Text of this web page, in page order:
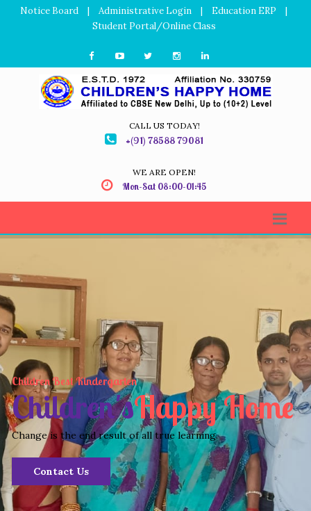
Notice Board | Administrative Login | Education ERP
|
Student Portal/Online Class
CALL US TODAY!
+(91) 78588 79081
WE ARE OPEN!
Mon-Sat 08:00-01:45
Children Best Kindergarten
Children'sHappy Home
Change is the end result of all true learning.
Contact Us